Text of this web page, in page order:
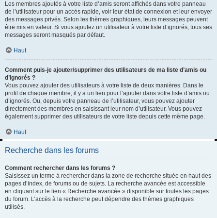
Les membres ajoutés à votre liste d’amis seront affichés dans votre panneau
de l’utilisateur pour un accès rapide, voir leur état de connexion et leur envoyer
des messages privés. Selon les thèmes graphiques, leurs messages peuvent
être mis en valeur. Si vous ajoutez un utilisateur à votre liste d’ignorés, tous ses
messages seront masqués par défaut.
Haut
Comment puis-je ajouter/supprimer des utilisateurs de ma liste d’amis ou
d’ignorés ?
Vous pouvez ajouter des utilisateurs à votre liste de deux manières. Dans le
profil de chaque membre, il y a un lien pour l’ajouter dans votre liste d’amis ou
d’ignorés. Ou, depuis votre panneau de l’utilisateur, vous pouvez ajouter
directement des membres en saisissant leur nom d’utilisateur. Vous pouvez
également supprimer des utilisateurs de votre liste depuis cette même page.
Haut
Recherche dans les forums
Comment rechercher dans les forums ?
Saisissez un terme à rechercher dans la zone de recherche située en haut des
pages d’index, de forums ou de sujets. La recherche avancée est accessible
en cliquant sur le lien « Recherche avancée » disponible sur toutes les pages
du forum. L’accès à la recherche peut dépendre des thèmes graphiques
utilisés.